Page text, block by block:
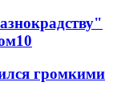
10
громкими